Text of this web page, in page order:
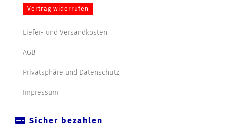
Vertrag widerrufen
Liefer- und Versandkosten
AGB
Privatsphäre und Datenschutz
Impressum
Sicher bezahlen